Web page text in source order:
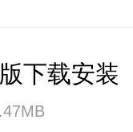
下载安装